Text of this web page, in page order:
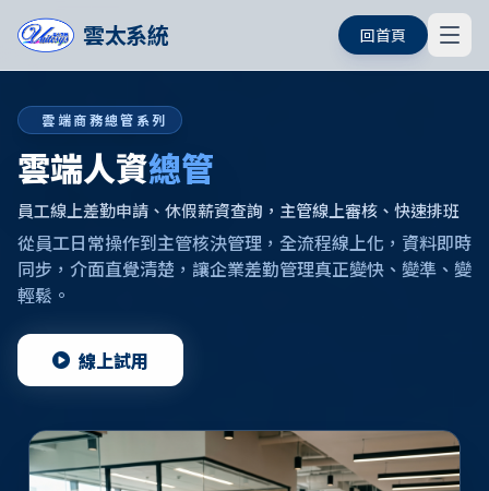
雲太系統 回首頁
雲端商務總管系列
雲端人資總管
員工線上差勤申請、休假薪資查詢，主管線上審核、快速排班
從員工日常操作到主管核決管理，全流程線上化，資料即時
同步，介面直覺清楚，讓企業差勤管理真正變快、變準、變
輕鬆。
線上試用